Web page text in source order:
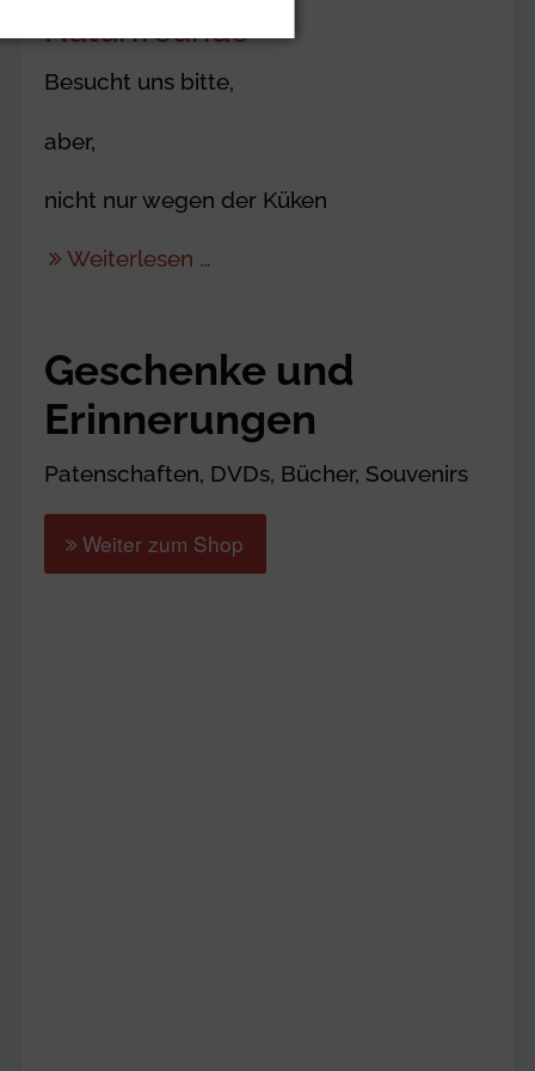
Naturfreunde
Besucht uns bitte,
aber,
nicht nur wegen der Küken
Weiterlesen …
Geschenke und
Erinnerungen
Patenschaften, DVDs, Bücher, Souvenirs
Weiter zum Shop